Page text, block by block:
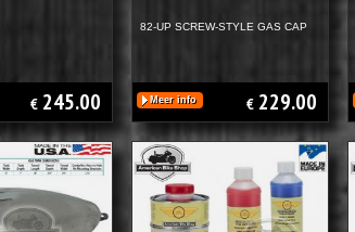
€ 245.00
82-UP SCREW-STYLE GAS CAP
Meer info € 229.00